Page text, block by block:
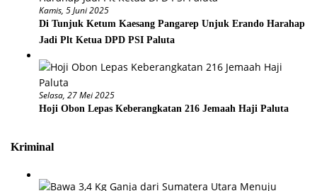
Kamis, 5 Juni 2025
Di Tunjuk Ketum Kaesang Pangarep Unjuk Erando Harahap
Jadi Plt Ketua DPD PSI Paluta
Selasa, 27 Mei 2025
Hoji Obon Lepas Keberangkatan 216 Jemaah Haji Paluta
Kriminal